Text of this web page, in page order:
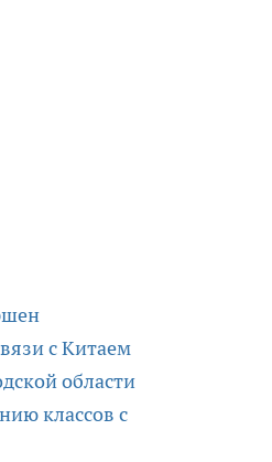
с Китаем
области
классов с